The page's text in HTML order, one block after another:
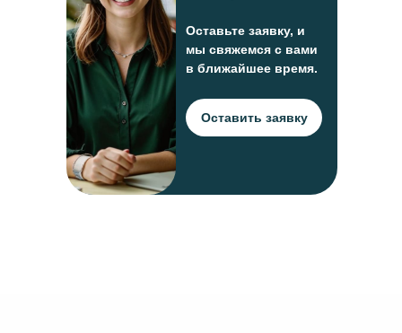
Оставьте заявку, и
мы свяжемся с вами
в ближайшее время.
Оставить заявку